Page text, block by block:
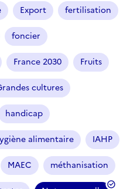
Export fertilisation
foncier
France 2030 Fruits
cultures
handicap
alimentaire IAHP
MAEC méthanisation